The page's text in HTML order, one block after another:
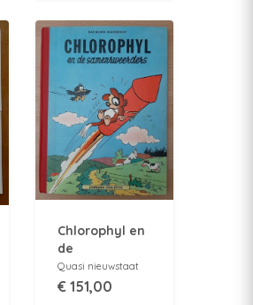
Chlorophyl en
de
samenzweerders
- Lombard
Quasi nieuwstaat
€ 151,00